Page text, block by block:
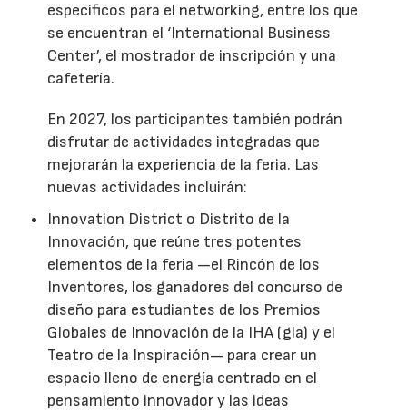
específicos para el networking, entre los que
se encuentran el ‘International Business
Center’, el mostrador de inscripción y una
cafetería.
En 2027, los participantes también podrán
disfrutar de actividades integradas que
mejorarán la experiencia de la feria. Las
nuevas actividades incluirán:
Innovation District o Distrito de la
Innovación, que reúne tres potentes
elementos de la feria —el Rincón de los
Inventores, los ganadores del concurso de
diseño para estudiantes de los Premios
Globales de Innovación de la IHA (gia) y el
Teatro de la Inspiración— para crear un
espacio lleno de energía centrado en el
pensamiento innovador y las ideas